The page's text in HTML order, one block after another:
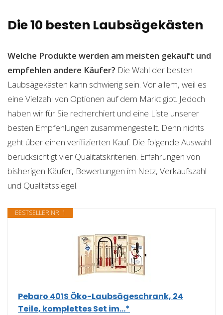
Die 10 besten Laubsägekästen
Welche Produkte werden am meisten gekauft und
empfehlen andere Käufer? Die Wahl der besten
Laubsägekästen kann schwierig sein. Vor allem, weil es
eine Vielzahl von Optionen auf dem Markt gibt. Jedoch
haben wir für Sie recherchiert und eine Liste unserer
besten Empfehlungen zusammengestellt. Denn nichts
geht über einen verifizierten Kauf. Die folgende Auswahl
berücksichtigt vier Qualitätskriterien. Erfahrungen von
bisherigen Käufer, Bewertungen im Netz, Verkaufszahl
und Qualitätssiegel.
BESTSELLER NR. 1
Pebaro 401S Öko-Laubsägeschrank, 24
Teile, komplettes Set im...*